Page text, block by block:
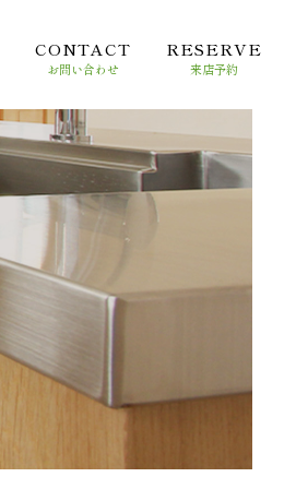
CONTACT RESERVE